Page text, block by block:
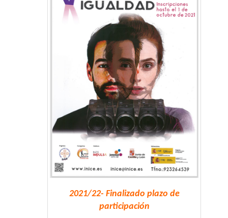
2021/22- Finalizado plazo de
participación